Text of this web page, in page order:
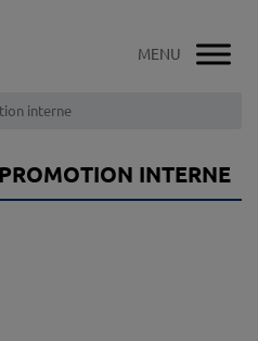
interne
INTERNE